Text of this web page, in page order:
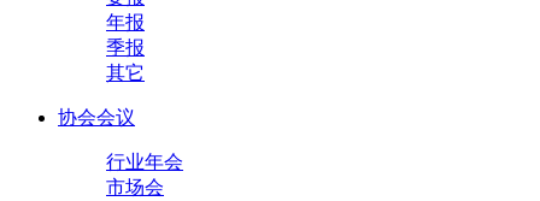
年报
季报
其它
协会会议
行业年会
市场会